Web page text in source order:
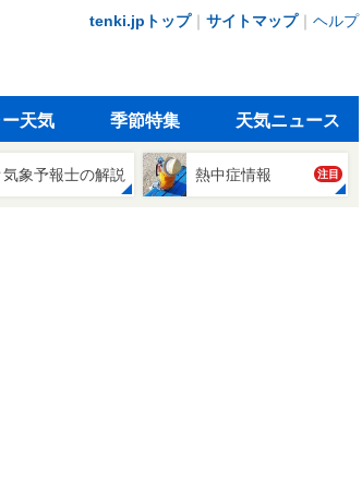
tenki.jpトップ｜ サイトマップ｜ ヘルプ
天気 季節特集 天気ニュース
気象予報士の解説 熱中症情報 注目